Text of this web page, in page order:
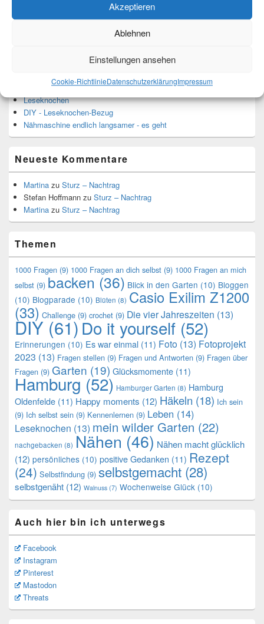
Akzeptieren
Ablehnen
Einstellungen ansehen
Cookie-RichtlinieDatenschutzerklärungImpressum
DIY - Projekt Kuscheldecke ist beendet
Leseknochen
DIY - Leseknochen-Bezug
Nähmaschine endlich langsamer - es geht
Neueste Kommentare
Martina zu Sturz – Nachtrag
Stefan Hoffmann zu Sturz – Nachtrag
Martina zu Sturz – Nachtrag
Themen
1000 Fragen (9) 1000 Fragen an dich selbst (9) 1000 Fragen an mich
selbst (9) backen (36) Blick in den Garten (10) Bloggen
(10) Blogparade (10) Blüten (8) Casio Exilim Z1200
(33) Challenge (9) crochet (9) Die vier Jahreszeiten (13)
DIY (61)Do it yourself (52)
Erinnerungen (10) Es war einmal (11) Foto (13) Fotoprojekt
2023 (13) Fragen stellen (9) Fragen und Antworten (9) Fragen über
Fragen (9) Garten (19) Glücksmomente (11)
Hamburg (52) Hamburger Garten (8) Hamburg
Oldenfelde (11) Happy moments (12) Häkeln (18) Ich sein
(9) Ich selbst sein (9) Kennenlernen (9) Leben (14)
Leseknochen (13) mein wilder Garten (22)
nachgebacken (8) Nähen (46) Nähen macht glücklich
(12) persönliches (10) positive Gedanken (11) Rezept
(24) Selbstfindung (9) selbstgemacht (28)
selbstgenäht (12) Walnuss (7) Wochenweise Glück (10)
Auch hier bin ich unterwegs
Facebook
Instagram
Pinterest
Mastodon
Threats